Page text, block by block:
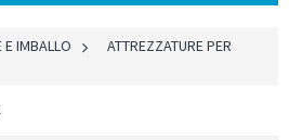
E IMBALLO >
ATTREZZATURE PER